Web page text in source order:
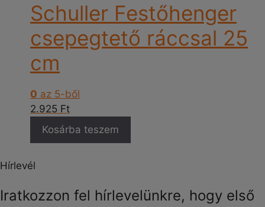
Schuller Festőhenger
csepegtető ráccsal 25
cm
0 az 5-ből
2.925 Ft
Kosárba teszem
Hírlevél
Iratkozzon fel hírlevelünkre, hogy első